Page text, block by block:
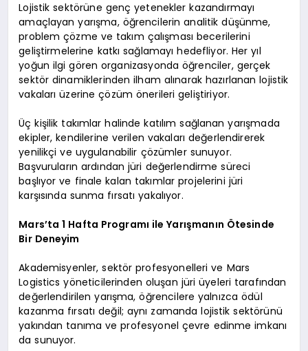
Lojistik sektörüne genç yetenekler kazandırmayı
amaçlayan yarışma, öğrencilerin analitik düşünme,
problem çözme ve takım çalışması becerilerini
geliştirmelerine katkı sağlamayı hedefliyor. Her yıl
yoğun ilgi gören organizasyonda öğrenciler, gerçek
sektör dinamiklerinden ilham alınarak hazırlanan lojistik
vakaları üzerine çözüm önerileri geliştiriyor.
Üç kişilik takımlar halinde katılım sağlanan yarışmada
ekipler, kendilerine verilen vakaları değerlendirerek
yenilikçi ve uygulanabilir çözümler sunuyor.
Başvuruların ardından jüri değerlendirme süreci
başlıyor ve finale kalan takımlar projelerini jüri
karşısında sunma fırsatı yakalıyor.
Mars’ta 1 Hafta Programı ile Yarışmanın Ötesinde
Bir Deneyim
Akademisyenler, sektör profesyonelleri ve Mars
Logistics yöneticilerinden oluşan jüri üyeleri tarafından
değerlendirilen yarışma, öğrencilere yalnızca ödül
kazanma fırsatı değil; aynı zamanda lojistik sektörünü
yakından tanıma ve profesyonel çevre edinme imkanı
da sunuyor.